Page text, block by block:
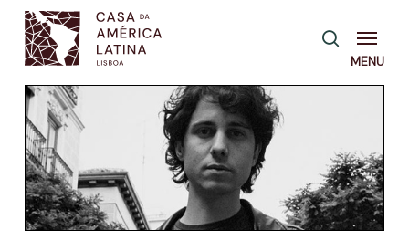
Skip
main
content
pesquisa
Menu